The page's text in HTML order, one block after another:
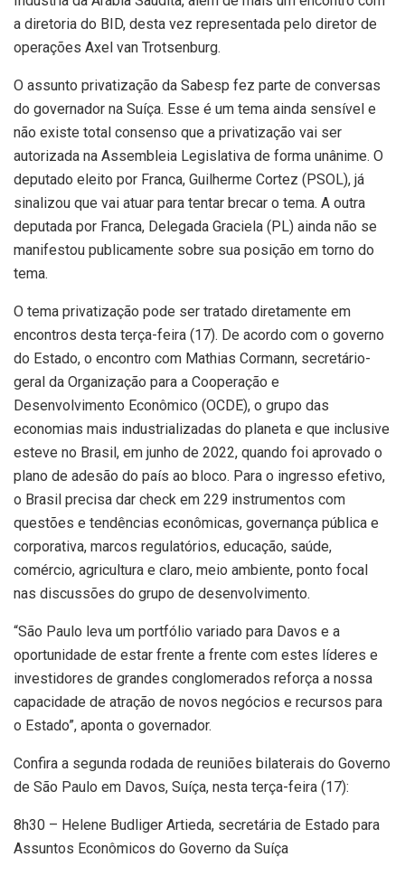
a diretoria do BID, desta vez representada pelo diretor de
operações Axel van Trotsenburg.
O assunto privatização da Sabesp fez parte de conversas
do governador na Suíça. Esse é um tema ainda sensível e
não existe total consenso que a privatização vai ser
autorizada na Assembleia Legislativa de forma unânime. O
deputado eleito por Franca, Guilherme Cortez (PSOL), já
sinalizou que vai atuar para tentar brecar o tema. A outra
deputada por Franca, Delegada Graciela (PL) ainda não se
manifestou publicamente sobre sua posição em torno do
tema.
O tema privatização pode ser tratado diretamente em
encontros desta terça-feira (17). De acordo com o governo
do Estado, o encontro com Mathias Cormann, secretário-
geral da Organização para a Cooperação e
Desenvolvimento Econômico (OCDE), o grupo das
economias mais industrializadas do planeta e que inclusive
esteve no Brasil, em junho de 2022, quando foi aprovado o
plano de adesão do país ao bloco. Para o ingresso efetivo,
o Brasil precisa dar check em 229 instrumentos com
questões e tendências econômicas, governança pública e
corporativa, marcos regulatórios, educação, saúde,
comércio, agricultura e claro, meio ambiente, ponto focal
nas discussões do grupo de desenvolvimento.
“São Paulo leva um portfólio variado para Davos e a
oportunidade de estar frente a frente com estes líderes e
investidores de grandes conglomerados reforça a nossa
capacidade de atração de novos negócios e recursos para
o Estado”, aponta o governador.
Confira a segunda rodada de reuniões bilaterais do Governo
de São Paulo em Davos, Suíça, nesta terça-feira (17):
8h30 – Helene Budliger Artieda, secretária de Estado para
Assuntos Econômicos do Governo da Suíça